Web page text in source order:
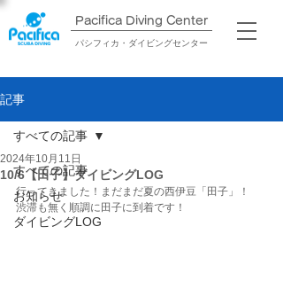
Pacifica Diving Center​
パシフィカ・ダイビングセンター
記事
すべての記事
お知らせ
ダイビングLOG
すべての記事
10/6【田子】ダイビングLOG
2024年10月11日
行ってきました！まだまだ夏の西伊豆「田子」！
渋滞も無く順調に田子に到着です！